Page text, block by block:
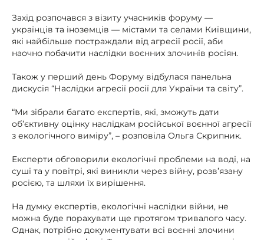
Захід розпочався з візиту учасників форуму —
українців та іноземців — містами та селами Київщини,
які найбільше постраждали від агресії росії, аби
наочно побачити наслідки воєнних злочинів росіян.
Також у перший день Форуму відбулася панельна
дискусія “Наслідки агресії росії для України та світу”.
“Ми зібрали багато експертів, які, зможуть дати
об’єктивну оцінку наслідкам російської воєнної агресії
з екологічного виміру”, – розповіла Ольга Скрипник.
Експерти обговорили екологічні проблеми на воді, на
суші та у повітрі, які виникли через війну, розв’язану
росією, та шляхи їх вирішення.
На думку експертів, екологічні наслідки війни, не
можна буде порахувати ще протягом тривалого часу.
Однак, потрібно документувати всі воєнні злочини